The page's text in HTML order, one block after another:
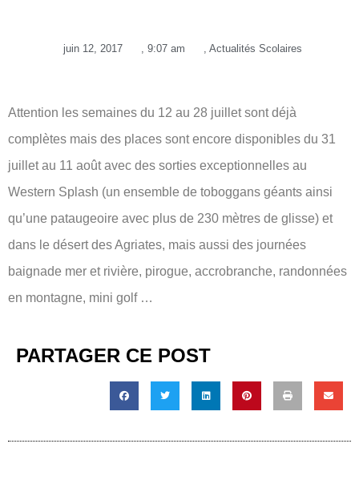
juin 12, 2017 9:07 am Actualités Scolaires
Attention les semaines du 12 au 28 juillet sont déjà
complètes mais des places sont encore disponibles du 31
juillet au 11 août avec des sorties exceptionnelles au
Western Splash (un ensemble de toboggans géants ainsi
qu’une pataugeoire avec plus de 230 mètres de glisse) et
dans le désert des Agriates, mais aussi des journées
baignade mer et rivière, pirogue, accrobranche, randonnées
en montagne, mini golf …
PARTAGER CE POST